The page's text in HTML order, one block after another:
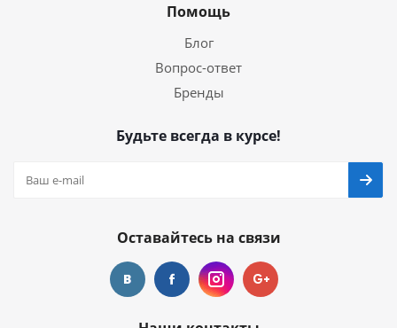
Помощь
Блог
Вопрос-ответ
Бренды
Будьте всегда в курсе!
Оставайтесь на связи